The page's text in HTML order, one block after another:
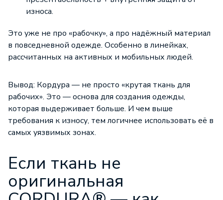
износа.
Это уже не про «рабочку», а про надёжный материал
в повседневной одежде. Особенно в линейках,
рассчитанных на активных и мобильных людей.
Вывод: Кордура — не просто «крутая ткань для
рабочих». Это — основа для создания одежды,
которая выдерживает больше. И чем выше
требования к износу, тем логичнее использовать её в
самых уязвимых зонах.
Если ткань не
оригинальная